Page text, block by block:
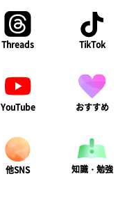
Threads TikTok
YouTube おすすめ
他SNS 知識・勉強